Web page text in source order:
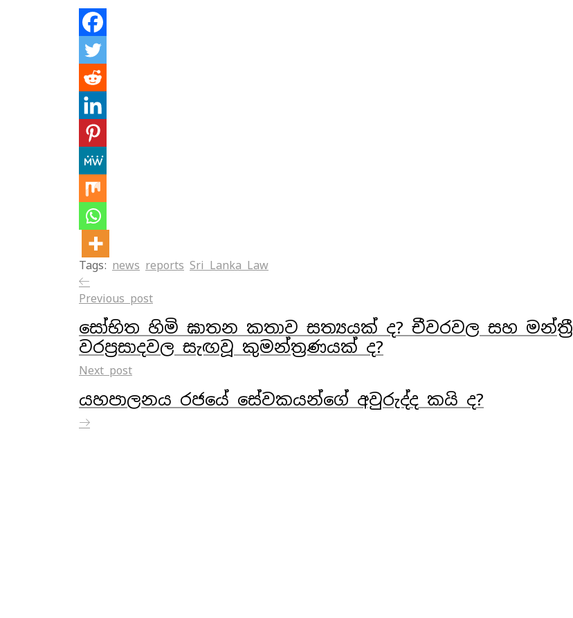
Tags: news reports Sri Lanka Law
Previous post
සෝභිත හිමි ඝාතන කතාව සත්‍යයක් ද? චීවරවල සහ මන්ත්‍රී
වරප්‍රසාදවල සැඟවූ කුමන්ත්‍රණයක් ද?
Next post
යහපාලනය රජයේ සේවකයන්ගේ අවුරුද්ද කයි ද?